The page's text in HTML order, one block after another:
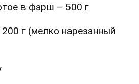
в фарш – 500 г
г (мелко нарезанный